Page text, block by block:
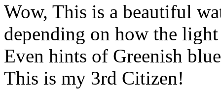
Wow, This is a beautiful
depending on how the
Even hints of Greenish
This is my 3rd Citizen!